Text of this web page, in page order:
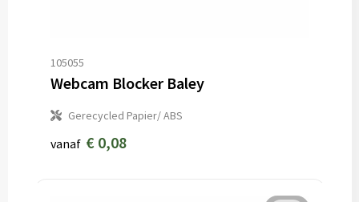
105055
Webcam Blocker Baley
Gerecycled Papier/ ABS
vanaf € 0,08